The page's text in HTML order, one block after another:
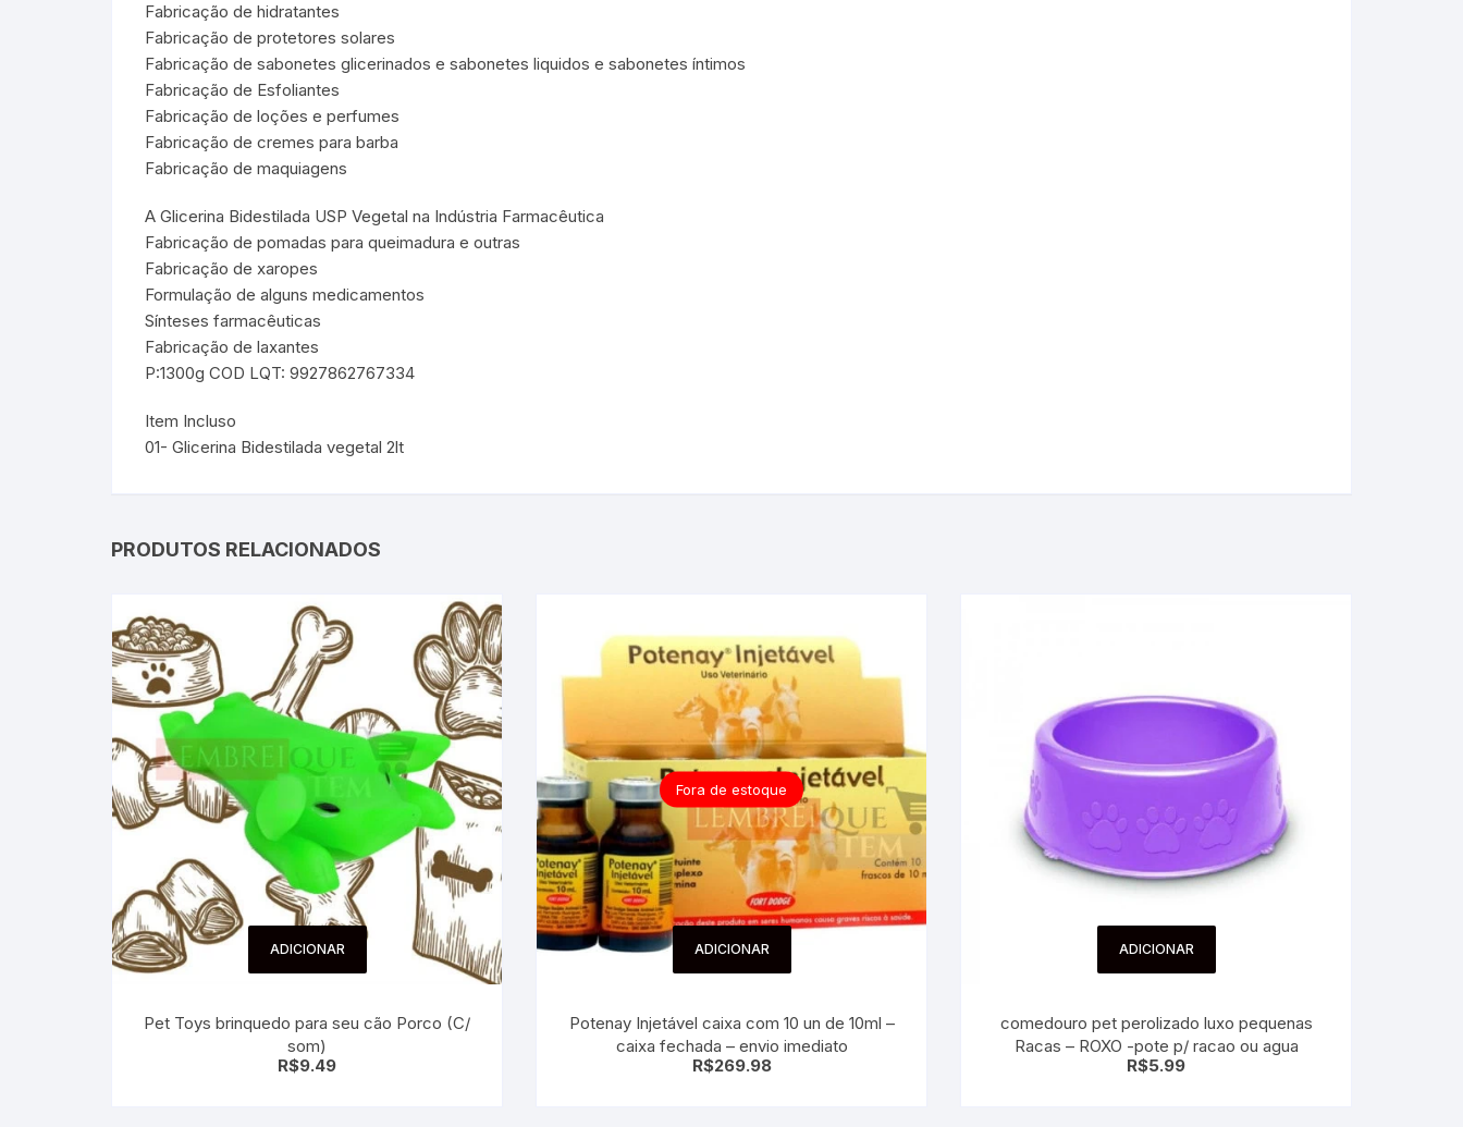
Fabricação de hidratantes
Fabricação de protetores solares
Fabricação de sabonetes glicerinados e sabonetes liquidos e sabonetes íntimos
Fabricação de Esfoliantes
Fabricação de loções e perfumes
Fabricação de cremes para barba
Fabricação de maquiagens
A Glicerina Bidestilada USP Vegetal na Indústria Farmacêutica
Fabricação de pomadas para queimadura e outras
Fabricação de xaropes
Formulação de alguns medicamentos
Sínteses farmacêuticas
Fabricação de laxantes
P:1300g COD LQT: 9927862767334
Item Incluso
01- Glicerina Bidestilada vegetal 2lt
PRODUTOS RELACIONADOS
ADICIONAR
Pet Toys brinquedo para seu cão Porco (C/
som)
R$9.49
Fora de estoque
ADICIONAR
Potenay Injetável caixa com 10 un de 10ml –
caixa fechada – envio imediato
R$269.98
ADICIONAR
comedouro pet perolizado luxo pequenas
Racas – ROXO -pote p/ racao ou agua
R$5.99